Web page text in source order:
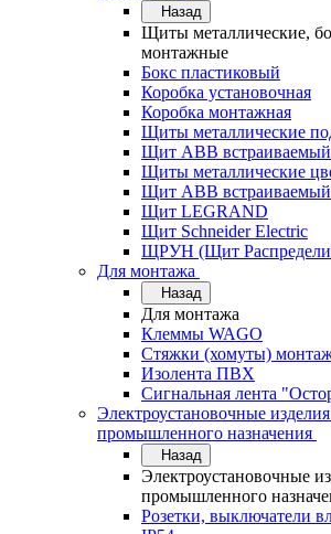
Назад
Щиты металлические,
монтажные
Бокс пластиковый
Коробка установочная
Коробка монтажная
Щиты металлические
Щит ABB
Щиты металлические
Щит ABB
Щит LEGRAND
Щит Schneider Electric
ЩРУН (Щит
Для монтажа
Назад
Для монтажа
Клеммы WAGO
Стяжки (хомуты)
Изолента ПВХ
Сигнальная лента
Электроустановочные
промышленного назначения
Назад
Электроустановочные
промышленного
Розетки, выключатели